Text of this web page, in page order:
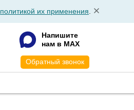
политикой их применения
Напишите
нам в MAX
Обратный звонок